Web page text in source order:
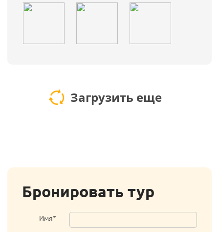
Загрузить еще
Бронировать тур
Имя*